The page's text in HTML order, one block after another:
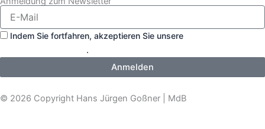
c
e
b
o
u
t
u
b
k
t
o
k
t
w
i
t
Indem Sie fortfahren, akzeptieren Sie unsere
.
Anmelden
© 2026 Copyright Hans Jürgen Goßner | MdB